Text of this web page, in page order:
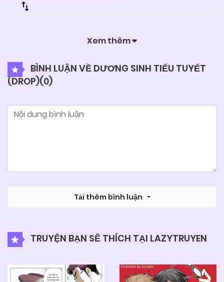
Xem thêm
BÌNH LUẬN VỀ DƯƠNG SINH TIỂU TUYẾT
(DROP)(0)
Tải thêm bình luận
TRUYỆN BẠN SẼ THÍCH TẠI LAZYTRUYEN